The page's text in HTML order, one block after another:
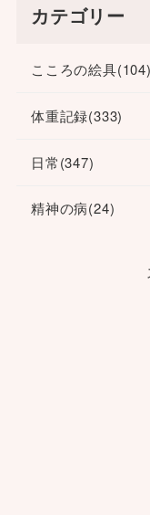
カテゴリー
こころの絵具(104)
体重記録(333)
日常(347)
精神の病(24)